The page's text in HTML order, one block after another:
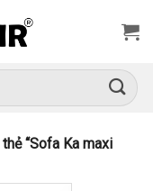
“Sofa Ka maxi